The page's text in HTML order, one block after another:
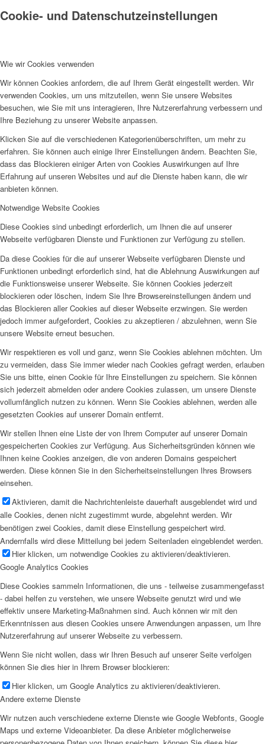
Cookie- und Datenschutzeinstellungen
Wie wir Cookies verwenden
Wir können Cookies anfordern, die auf Ihrem Gerät eingestellt werden. Wir
verwenden Cookies, um uns mitzuteilen, wenn Sie unsere Websites
besuchen, wie Sie mit uns interagieren, Ihre Nutzererfahrung verbessern und
Ihre Beziehung zu unserer Website anpassen.
Klicken Sie auf die verschiedenen Kategorienüberschriften, um mehr zu
erfahren. Sie können auch einige Ihrer Einstellungen ändern. Beachten Sie,
dass das Blockieren einiger Arten von Cookies Auswirkungen auf Ihre
Erfahrung auf unseren Websites und auf die Dienste haben kann, die wir
anbieten können.
Notwendige Website Cookies
Diese Cookies sind unbedingt erforderlich, um Ihnen die auf unserer
Webseite verfügbaren Dienste und Funktionen zur Verfügung zu stellen.
Da diese Cookies für die auf unserer Webseite verfügbaren Dienste und
Funktionen unbedingt erforderlich sind, hat die Ablehnung Auswirkungen auf
die Funktionsweise unserer Webseite. Sie können Cookies jederzeit
blockieren oder löschen, indem Sie Ihre Browsereinstellungen ändern und
das Blockieren aller Cookies auf dieser Webseite erzwingen. Sie werden
jedoch immer aufgefordert, Cookies zu akzeptieren / abzulehnen, wenn Sie
unsere Website erneut besuchen.
Wir respektieren es voll und ganz, wenn Sie Cookies ablehnen möchten. Um
zu vermeiden, dass Sie immer wieder nach Cookies gefragt werden, erlauben
Sie uns bitte, einen Cookie für Ihre Einstellungen zu speichern. Sie können
sich jederzeit abmelden oder andere Cookies zulassen, um unsere Dienste
vollumfänglich nutzen zu können. Wenn Sie Cookies ablehnen, werden alle
gesetzten Cookies auf unserer Domain entfernt.
Wir stellen Ihnen eine Liste der von Ihrem Computer auf unserer Domain
gespeicherten Cookies zur Verfügung. Aus Sicherheitsgründen können wie
Ihnen keine Cookies anzeigen, die von anderen Domains gespeichert
werden. Diese können Sie in den Sicherheitseinstellungen Ihres Browsers
einsehen.
Aktivieren, damit die Nachrichtenleiste dauerhaft ausgeblendet wird und
alle Cookies, denen nicht zugestimmt wurde, abgelehnt werden. Wir
benötigen zwei Cookies, damit diese Einstellung gespeichert wird.
Andernfalls wird diese Mitteilung bei jedem Seitenladen eingeblendet werden.
Hier klicken, um notwendige Cookies zu aktivieren/deaktivieren.
Google Analytics Cookies
Diese Cookies sammeln Informationen, die uns - teilweise zusammengefasst
- dabei helfen zu verstehen, wie unsere Webseite genutzt wird und wie
effektiv unsere Marketing-Maßnahmen sind. Auch können wir mit den
Erkenntnissen aus diesen Cookies unsere Anwendungen anpassen, um Ihre
Nutzererfahrung auf unserer Webseite zu verbessern.
Wenn Sie nicht wollen, dass wir Ihren Besuch auf unserer Seite verfolgen
können Sie dies hier in Ihrem Browser blockieren:
Hier klicken, um Google Analytics zu aktivieren/deaktivieren.
Andere externe Dienste
Wir nutzen auch verschiedene externe Dienste wie Google Webfonts, Google
Maps und externe Videoanbieter. Da diese Anbieter möglicherweise